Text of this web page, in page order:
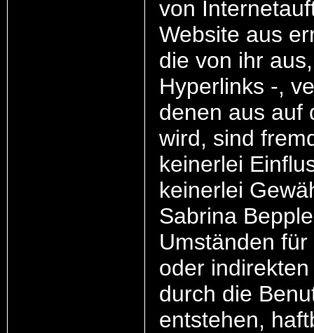
von
Website aus
die von ihr
Hyperlinks -,
denen aus auf
wird, sind
keinerlei
keinerlei
Sabrina
Umständen
oder
durch die
entstehen,